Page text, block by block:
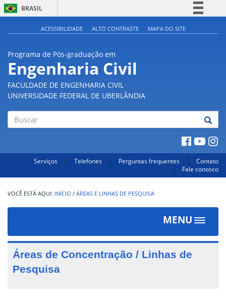
BRASIL
ACESSIBILIDADE ALTO CONTRASTE MAPA DO SITE
Programa de Pós-graduação em
Engenharia Civil
FACULDADE DE ENGENHARIA CIVIL
UNIVERSIDADE FEDERAL DE UBERLÂNDIA
Serviços Telefones Perguntas frequentes
Contato
Fale conosco
INÍCIO / ÁREAS E LINHAS DE PESQUISA
MENU
Toggle
Áreas de Concentração / Linhas de
Pesquisa